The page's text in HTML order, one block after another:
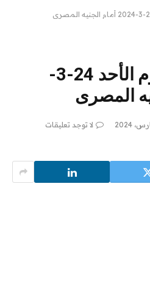
سعر الدولار اليوم الأحد 24-3-
لا توجد تعليقات